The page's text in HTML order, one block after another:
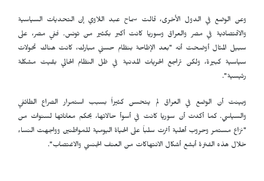
وعن الوضع في الدول الأخرى، قالت سماح عبد اللاوي إن التحديات السياسية
والاقتصادية في مصر والعراق وسوريا كانت أكبر بكثير من تونس. ففي مصر، على
سبيل المثال أوضحت أنه "بعد الإطاحة بنظام حسني مبارك، كانت هناك تحولات
سياسية كبيرة، ولكن تراجع الحريات المدنية في ظل النظام الحالي بقيت مشكلة
رئيسية".
وبينت أن الوضع في العراق لم يتحسن كثيراً بسبب استمرار الصراع الطائفي
والسياسي. كما أكدت أن سوريا كانت في أسوأ حالاتها، بحكم معاناتها لسنوات من
"نزاع مستمر وحروب أهلية أثرت سلباً على الحياة اليومية للمواطنين وواجهت النساء
خلال هذه الفترة أبشع أشكال الانتهاكات من العنف الجنسي والاغتصاب".